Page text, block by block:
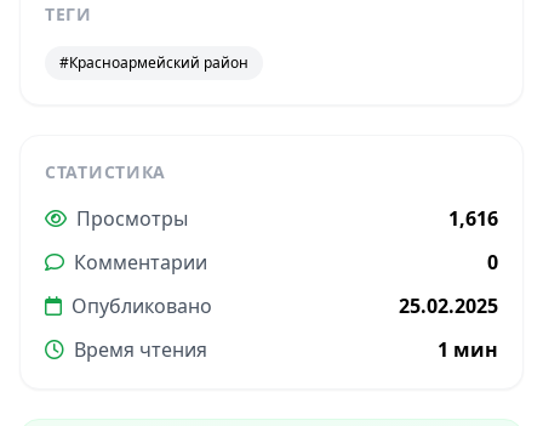
ТЕГИ
#Красноармейский район
СТАТИСТИКА
Просмотры
1,616
Комментарии
0
Опубликовано
25.02.2025
Время чтения
1 мин